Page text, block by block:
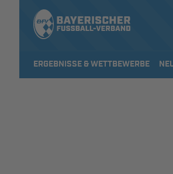
ERGEBNISSE & WETTBEWERBE